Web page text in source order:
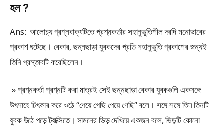
হল ?
Ans: আলোচ্য প্রশ্নবাক্যটিতে প্রশ্নকর্তার সহানুভূতিশীল দরদি মনোভাবের
প্রকাশ ঘটেছে। বেকার, ছন্নছাড়া যুবকদের প্রতি সহানুভুতি প্রকাশের জন্যই
তিনি প্রস্তাবটি করেছিলেন।
» প্রশ্নকর্তা প্রশ্নটি করা মাত্রই সেই ছন্নছাড়া বেকার যুবকগুলি একসঙ্গে
উৎসাহে চিৎকার করে ওঠে “পেয়ে গেছি পেয়ে গেছি” বলে। সঙ্গে সঙ্গে তিন তিনটি
যুবক উঠে পড়ে ট্যাক্সিতে। সামনের ভিড় দেখিয়ে একজন বলে, ভিড়টি কোনো